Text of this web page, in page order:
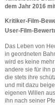
dem Jahr 2016
Kritiker-Film-
User-Film-
Das Leben von
in geordneten
wird es keine
andere sie für ihn
die stets ihre
und mit dazu
eigenen Willen
ihn nach seiner